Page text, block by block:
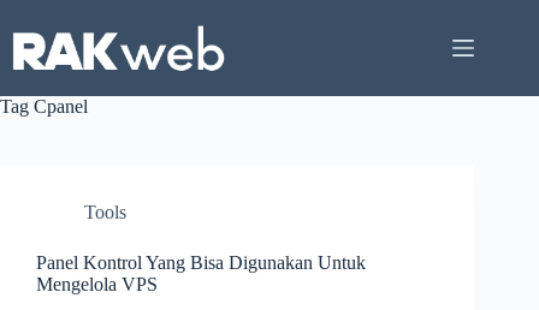
content
Tag Cpanel
Tools
Panel Kontrol Yang Bisa Digunakan Untuk
Mengelola VPS